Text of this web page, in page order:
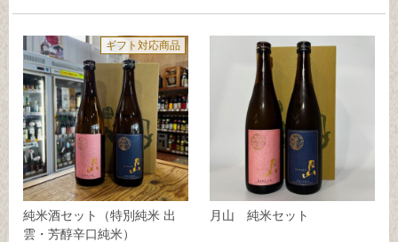
純米酒セット（特別純米 出
雲・芳醇辛口純米）
ギフト対応商品
月山 純米セット